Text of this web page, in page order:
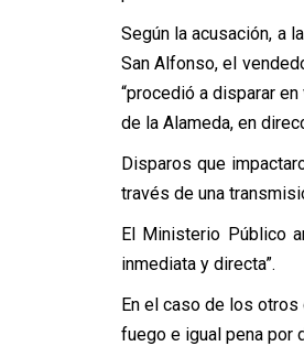
Según la acusación, a
San Alfonso, el
“procedió a disparar
de la Alameda, en
Disparos que
través de una
El Ministerio Público
inmediata y directa”.
En el caso de los
fuego e igual pena por